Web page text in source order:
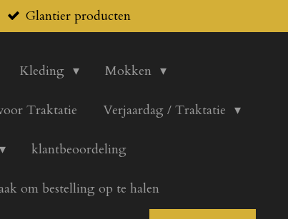
Glantier producten
Kleding Mokken
Traktatie Verjaardag / Traktatie
klantbeoordeling
om bestelling op te halen